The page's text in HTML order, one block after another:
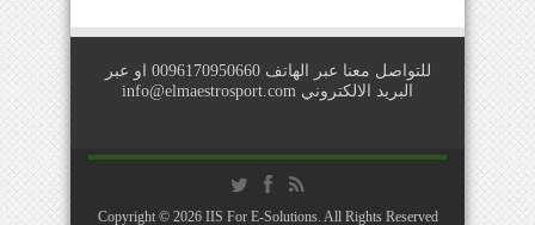
للتواصل معنا عبر الهاتف 0096170950660 او عبر
البريد الالكتروني info@elmaestrosport.com
Copyright © 2026 IIS For E-Solutions. All Rights Reserved